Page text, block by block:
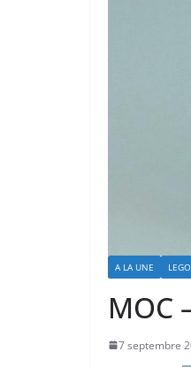
A LA UNE LEGO
MOC
7 septembre